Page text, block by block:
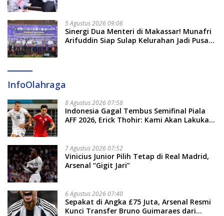
5 Agustus 2026 09:06
Sinergi Dua Menteri di Makassar! Munafri
Arifuddin Siap Sulap Kelurahan Jadi Pusat
InfoOlahraga
8 Agustus 2026 07:58
Indonesia Gagal Tembus Semifinal Piala
AFF 2026, Erick Thohir: Kami Akan Lakukan
7 Agustus 2026 07:52
Vinicius Junior Pilih Tetap di Real Madrid,
Arsenal “Gigit Jari”
6 Agustus 2026 07:40
Sepakat di Angka £75 Juta, Arsenal Resmi
Kunci Transfer Bruno Guimaraes dari